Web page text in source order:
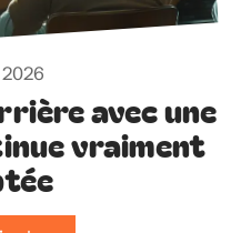
avec une
vraiment